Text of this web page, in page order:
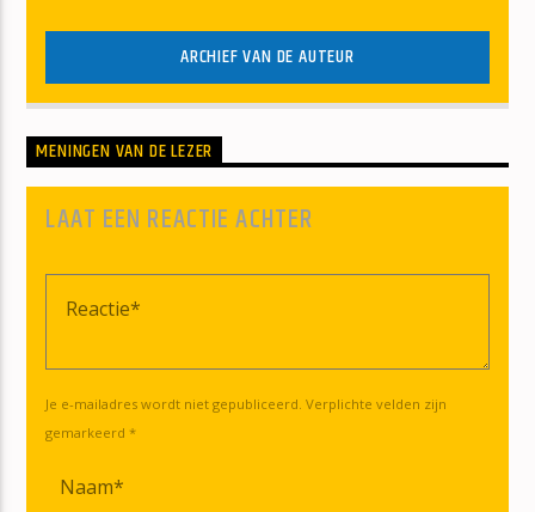
ARCHIEF VAN DE AUTEUR
MENINGEN VAN DE LEZER
LAAT EEN REACTIE ACHTER
Je e-mailadres wordt niet gepubliceerd. Verplichte velden zijn
gemarkeerd *